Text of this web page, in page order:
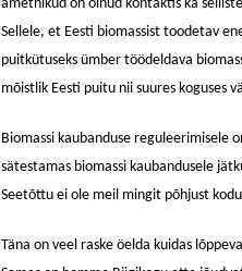
ametnikud on olnud kontaktis ka
Sellele, et Eesti biomassist toodetav
puitkütuseks ümber töödeldava
mõistlik Eesti puitu nii suures koguses
Biomassi kaubanduse reguleerimisele
sätestamas biomassi kaubandusele
Seetõttu ei ole meil mingit põhjust
Täna on veel raske öelda kuidas